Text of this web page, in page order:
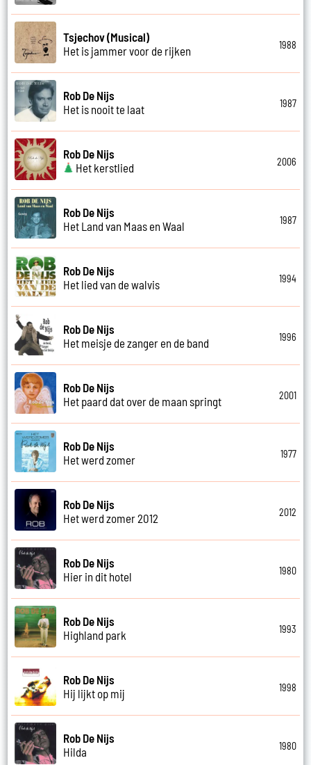
Tsjechov (Musical)
Het is jammer voor de rijken
1988
Rob De Nijs
Het is nooit te laat
1987
Rob De Nijs
Het kerstlied
2006
Rob De Nijs
Het Land van Maas en Waal
1987
Rob De Nijs
Het lied van de walvis
1994
Rob De Nijs
Het meisje de zanger en de band
1996
Rob De Nijs
Het paard dat over de maan springt
2001
Rob De Nijs
Het werd zomer
1977
Rob De Nijs
Het werd zomer 2012
2012
Rob De Nijs
Hier in dit hotel
1980
Rob De Nijs
Highland park
1993
Rob De Nijs
Hij lijkt op mij
1998
Rob De Nijs
Hilda
1980